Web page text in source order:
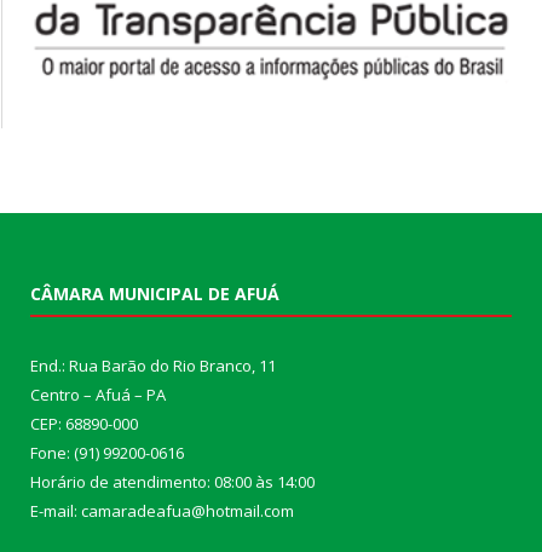
CÂMARA MUNICIPAL DE AFUÁ
End.: Rua Barão do Rio Branco, 11
Centro – Afuá – PA
CEP: 68890-000
Fone: (91) 99200-0616
Horário de atendimento: 08:00 às 14:00
E-mail: camaradeafua@hotmail.com